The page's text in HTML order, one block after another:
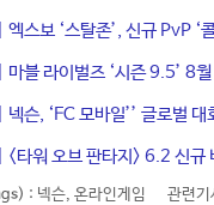
엑스보 ‘스탈존’, 신규 PvP ‘
마블 라이벌즈 ‘시즌 9.5’ 8
넥슨, ‘FC 모바일’’ 글로벌
<타워 오브 판타지> 6.2 신규
: 넥슨, 온라인게임 관련기